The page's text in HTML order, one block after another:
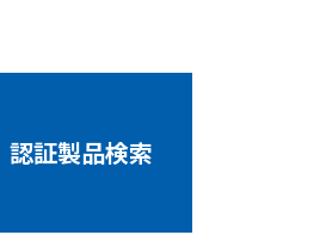
パンフレット
認証製品検索